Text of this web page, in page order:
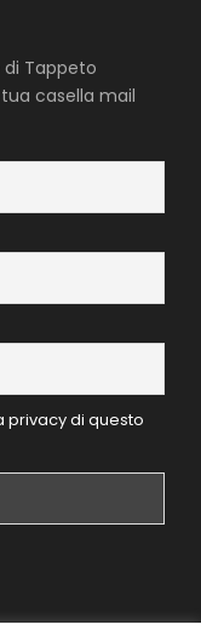
Tappeto
casella mail
privacy di questo